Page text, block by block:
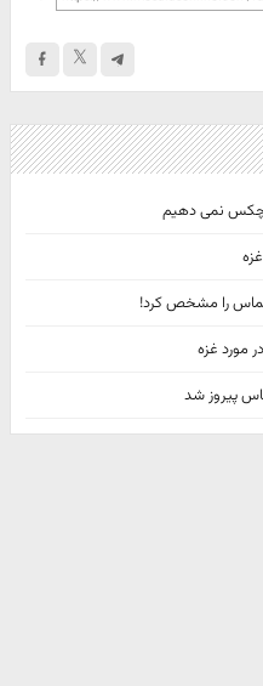
هیچکس نمی دهیم
را مشخص کرد!
مورد غزه
پیروز شد